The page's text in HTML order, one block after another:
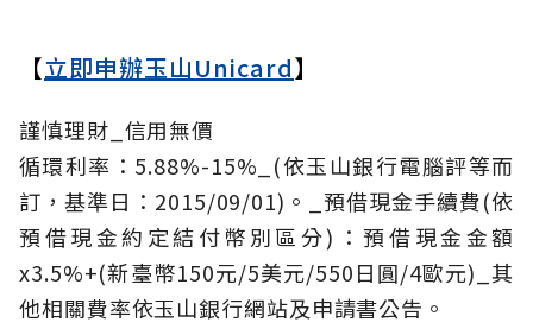
【立即申辦玉山Unicard】
謹慎理財_信用無價
循環利率：5.88%-15%_(依玉山銀行電腦評等而
訂，基準日：2015/09/01)。_預借現金手續費(依
預借現金約定結付幣別區分)：預借現金金額
x3.5%+(新臺幣150元/5美元/550日圓/4歐元)_其
他相關費率依玉山銀行網站及申請書公告。